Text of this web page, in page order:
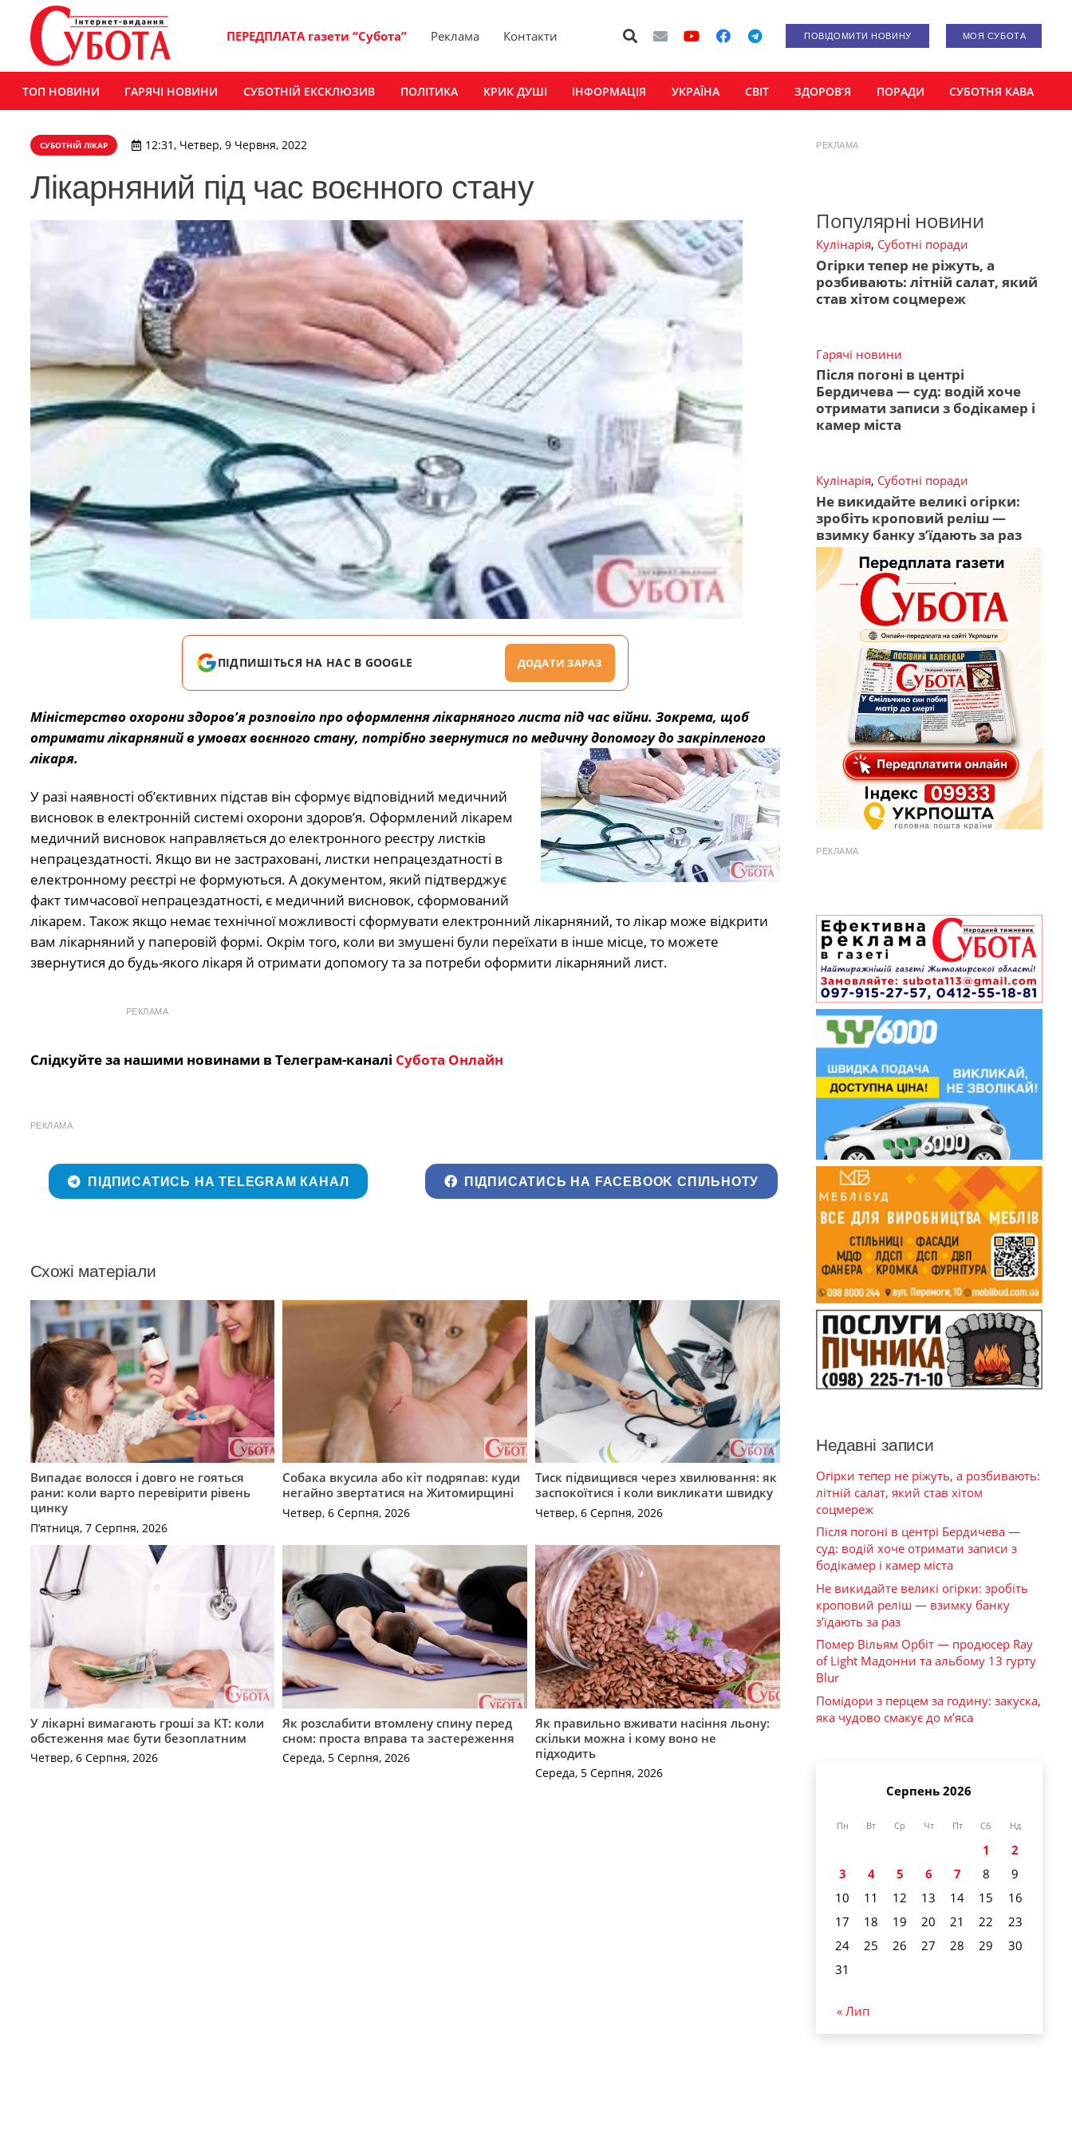
ПЕРЕДПЛАТА газети “Субота” Реклама Контакти ПОВІДОМИТИ НОВИНУ МОЯ СУБОТА
ТОП НОВИНИ ГАРЯЧІ НОВИНИ СУБОТНІЙ ЕКСКЛЮЗИВ ПОЛІТИКА КРИК ДУШІ ІНФОРМАЦІЯ УКРАЇНА СВІТ ЗДОРОВ’Я ПОРАДИ СУБОТНЯ КАВА
СУБОТНІЙ ЛІКАР 12:31, Четвер, 9 Червня, 2022
Лікарняний під час воєнного стану
ПІДПИШІТЬСЯ НА НАС В GOOGLE ДОДАТИ ЗАРАЗ
Міністерство охорони здоров’я розповіло про оформлення лікарняного листа під час війни. Зокрема, щоб
отримати лікарняний в умовах воєнного стану, потрібно звернутися по медичну допомогу до закріпленого
лікаря.
У разі наявності об’єктивних підстав він сформує відповідний медичний
висновок в електронній системі охорони здоров’я. Оформлений лікарем
медичний висновок направляється до електронного реєстру листків
непрацездатності. Якщо ви не застраховані, листки непрацездатності в
електронному реєстрі не формуються. А документом, який підтверджує
факт тимчасової непрацездатності, є медичний висновок, сформований
лікарем. Також якщо немає технічної можливості сформувати електронний лікарняний, то лікар може відкрити
вам лікарняний у паперовій формі. Окрім того, коли ви змушені були переїхати в інше місце, то можете
звернутися до будь-якого лікаря й отримати допомогу та за потреби оформити лікарняний лист.
РЕКЛАМА
Слідкуйте за нашими новинами в Телеграм-каналі Субота Онлайн
РЕКЛАМА
ПІДПИСАТИСЬ НА TELEGRAM КАНАЛ ПІДПИСАТИСЬ НА FACEBOOK СПІЛЬНОТУ
Схожі матеріали
Випадає волосся і довго не гояться
рани: коли варто перевірити рівень
цинку
П’ятниця, 7 Серпня, 2026
Собака вкусила або кіт подряпав: куди
негайно звертатися на Житомирщині
Четвер, 6 Серпня, 2026
Тиск підвищився через хвилювання: як
заспокоїтися і коли викликати швидку
Четвер, 6 Серпня, 2026
У лікарні вимагають гроші за КТ: коли
обстеження має бути безоплатним
Четвер, 6 Серпня, 2026
Як розслабити втомлену спину перед
сном: проста вправа та застереження
Середа, 5 Серпня, 2026
Як правильно вживати насіння льону:
скільки можна і кому воно не
підходить
Середа, 5 Серпня, 2026
РЕКЛАМА
Популярні новини
Кулінарія, Суботні поради
Огірки тепер не ріжуть, а
розбивають: літній салат, який
став хітом соцмереж
Гарячі новини
Після погоні в центрі
Бердичева — суд: водій хоче
отримати записи з бодікамер і
камер міста
Кулінарія, Суботні поради
Не викидайте великі огірки:
зробіть кроповий реліш —
взимку банку з’їдають за раз
РЕКЛАМА
Недавні записи
Огірки тепер не ріжуть, а розбивають:
літній салат, який став хітом
соцмереж
Після погоні в центрі Бердичева —
суд: водій хоче отримати записи з
бодікамер і камер міста
Не викидайте великі огірки: зробіть
кроповий реліш — взимку банку
з’їдають за раз
Помер Вільям Орбіт — продюсер Ray
of Light Мадонни та альбому 13 гурту
Blur
Помідори з перцем за годину: закуска,
яка чудово смакує до м’яса
Серпень 2026
Пн Вт Ср Чт Пт Сб Нд
1
2
3
4 5 6 7 8
9
10
11 12 13 14 15
16
17
18 19 20 21 22
23
24
25 26 27 28 29
30
31
« Лип